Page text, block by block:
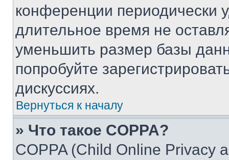
конференции периодически
длительное время не
уменьшить размер базы
попробуйте
дискуссиях.
Вернуться к началу
» Что такое COPPA?
COPPA (Child Online Privacy